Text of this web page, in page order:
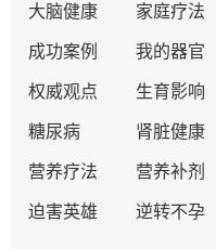
大脑健康 家庭疗法
成功案例 我的器官
权威观点 生育影响
糖尿病 肾脏健康
营养疗法 营养补剂
迫害英雄 逆转不孕